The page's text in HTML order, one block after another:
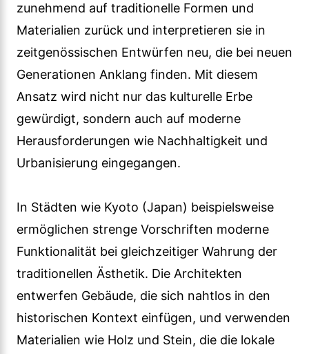
zunehmend auf traditionelle Formen und
Materialien zurück und interpretieren sie in
zeitgenössischen Entwürfen neu, die bei neuen
Generationen Anklang finden. Mit diesem
Ansatz wird nicht nur das kulturelle Erbe
gewürdigt, sondern auch auf moderne
Herausforderungen wie Nachhaltigkeit und
Urbanisierung eingegangen.
In Städten wie Kyoto (Japan) beispielsweise
ermöglichen strenge Vorschriften moderne
Funktionalität bei gleichzeitiger Wahrung der
traditionellen Ästhetik. Die Architekten
entwerfen Gebäude, die sich nahtlos in den
historischen Kontext einfügen, und verwenden
Materialien wie Holz und Stein, die die lokale